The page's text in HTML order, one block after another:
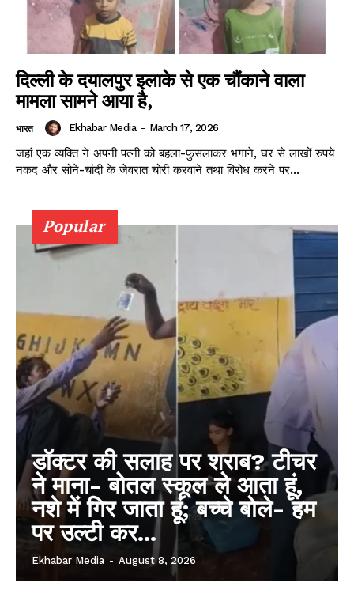
दिल्ली के दयालपुर इलाके से एक चौंकाने वाला
मामला सामने आया है,
भारत Ekhabar Media - March 17, 2026
जहां एक व्यक्ति ने अपनी पत्नी को बहला-फुसलाकर भगाने, घर से लाखों रुपये
नकद और सोने-चांदी के जेवरात चोरी करवाने तथा विरोध करने पर...
Popular
डॉक्टर की सलाह पर शराब? टीचर
ने माना- बोतल स्कूल ले आता हूं,
नशे में गिर जाता हूं; बच्चे बोले- हम
पर उल्टी कर...
Ekhabar Media - August 8, 2026